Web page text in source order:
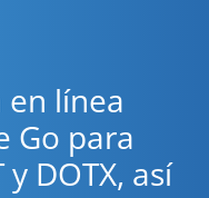
en línea
Go para
DOTX, así